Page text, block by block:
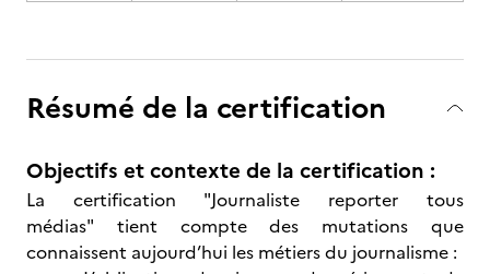
Résumé de la certification
Objectifs et contexte de la certification :
La certification "Journaliste reporter tous
médias" tient compte des mutations que
connaissent aujourd’hui les métiers du journalisme :